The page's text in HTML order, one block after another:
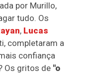
por Murillo,
tudo. Os
, Lucas
completaram a
confiança
Os gritos de "o